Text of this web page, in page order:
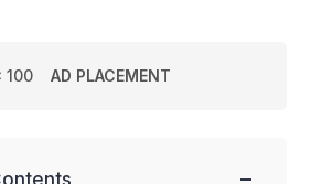
100 AD PLACEMENT
−